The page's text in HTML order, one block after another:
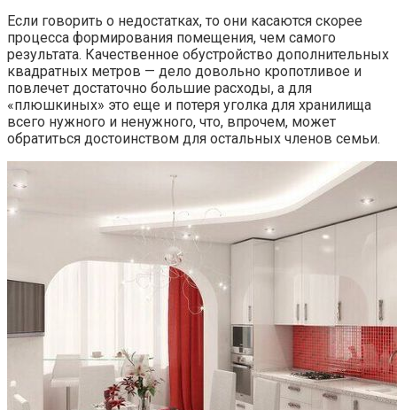
Если говорить о недостатках, то они касаются скорее
процесса формирования помещения, чем самого
результата. Качественное обустройство дополнительных
квадратных метров — дело довольно кропотливое и
повлечет достаточно большие расходы, а для
«плюшкиных» это еще и потеря уголка для хранилища
всего нужного и ненужного, что, впрочем, может
обратиться достоинством для остальных членов семьи.